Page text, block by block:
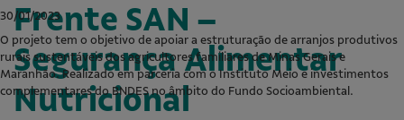
Frente SAN –
Segurança Alimentar
Nutricional
30/01/2023
O projeto tem o objetivo de apoiar a estruturação de arranjos produtivos
rurais sustentáveis dos agricultores familiares de Minas Gerais e
Maranhão. Realizado em parceria com o Instituto Meio e investimentos
complementares do BNDES no âmbito do Fundo Socioambiental.